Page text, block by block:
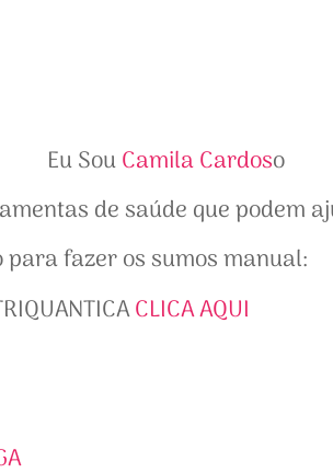
Camila Cardoso
de saúde que podem
fazer os sumos manual:
CLICA AQUI